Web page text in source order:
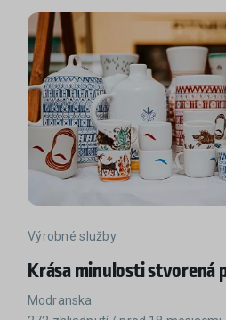
Výrobné služby
Krása minulosti stvorená
Modranska